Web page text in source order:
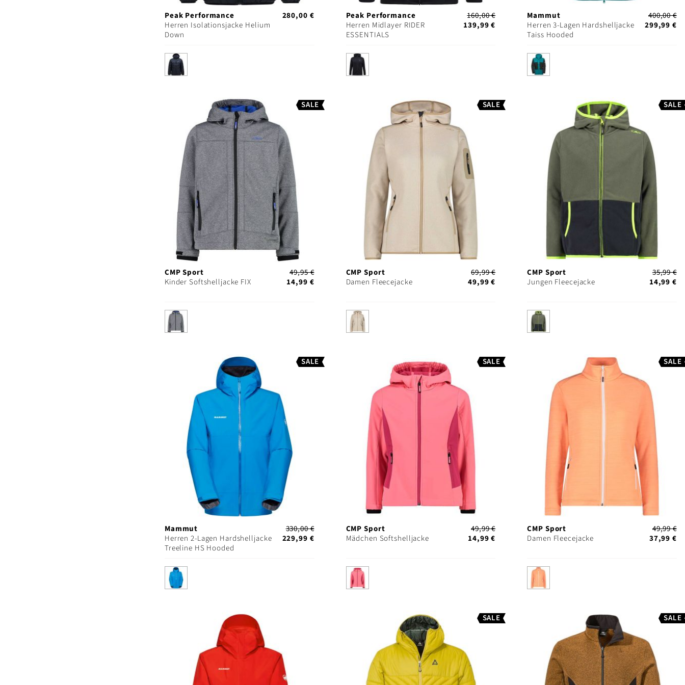
Peak Performance
Herren Isolationsjacke Helium
Down
280,00 €
Peak Performance
Herren Midlayer RIDER
ESSENTIALS
160,00 €
139,99 €
Mammut
Herren 3-Lagen Hardshelljacke
Taiss Hooded
400,00 €
299,99 €
SALE
CMP Sport
Kinder Softshelljacke FIX
49,95 €
14,99 €
SALE
CMP Sport
Damen Fleecejacke
69,99 €
49,99 €
SALE
CMP Sport
Jungen Fleecejacke
35,99 €
14,99 €
SALE
Mammut
Herren 2-Lagen Hardshelljacke
Treeline HS Hooded
330,00 €
229,99 €
SALE
CMP Sport
Mädchen Softshelljacke
49,99 €
14,99 €
SALE
CMP Sport
Damen Fleecejacke
49,99 €
37,99 €
SALE SALE